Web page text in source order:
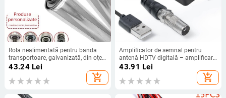
Rola nealimentată pentru banda
transportoare, galvanizată, din oțel
inoxidabil sau oțel carbon, pentru
43.24Lei
add_shopping_cart
Amplificator de semnal pentru
antenă HDTV digitală – amplificare
stereo pentru antene europene și
43.91 Lei
add_shopping_cart